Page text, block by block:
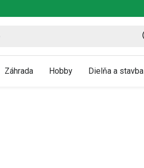
Záhrada Hobby Dielňa a stavba